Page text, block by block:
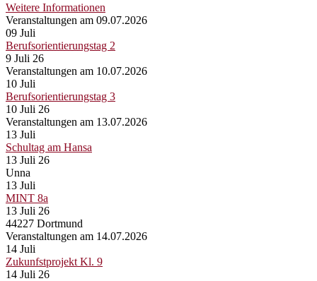
Weitere Informationen
Veranstaltungen am 09.07.2026
09 Juli
Berufsorientierungstag 2
9 Juli 26
Veranstaltungen am 10.07.2026
10 Juli
Berufsorientierungstag 3
10 Juli 26
Veranstaltungen am 13.07.2026
13 Juli
Schultag am Hansa
13 Juli 26
Unna
13 Juli
MINT 8a
13 Juli 26
44227 Dortmund
Veranstaltungen am 14.07.2026
14 Juli
Zukunfstprojekt Kl. 9
14 Juli 26